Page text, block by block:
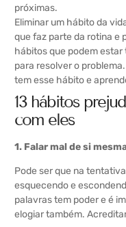
próximas.
Eliminar um hábito da
que faz parte da rotina e
hábitos que podem
para resolver o
tem esse hábito e
13 hábitos
com eles
1. Falar mal de si
Pode ser que na
esquecendo e
palavras tem poder e é
elogiar também.